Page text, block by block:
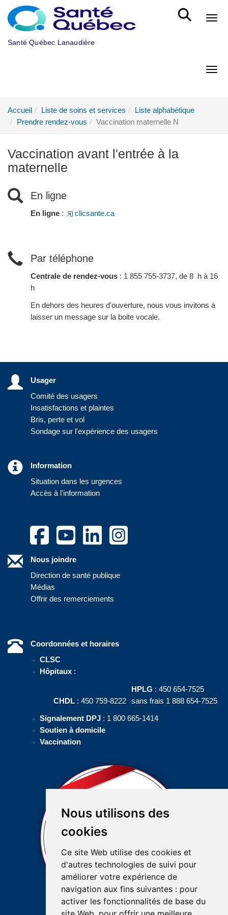
Nous utilisons des
cookies
Ce site Web utilise des cookies et
d'autres technologies de suivi pour
améliorer votre expérience de
navigation aux fins suivantes : pour
activer les fonctionnalités de base du
Aller au menu principal
Santé Québec Lanaudière
Accueil Liste de soins et services
Liste alphabétique
Prendre rendez-vous
Vaccination maternelle N
Vaccination avant l'entrée à la
maternelle
En ligne
En ligne : clicsante.ca
Par téléphone
Centrale de rendez-vous : 1 855 755-3737, de 8 h à 16
h
En dehors des heures d'ouverture, nous vous invitons à
laisser un message sur la boite vocale.
Usager
Comité des usagers
Insatisfactions et plaintes
Bris, perte et vol
Sondage sur l'expérience des usagers
Information
Situation dans les urgences
Accès à l'information
Nous joindre
Direction de santé publique
Médias
Offrir des remerciements
Coordonnées et horaires
CLSC
Hôpitaux :
CHDL : 450 759-8222
HPLG : 450 654-7525
sans frais 1 888 654-7525
Signalement DPJ : 1 800 665-1414
Soutien à domicile
Vaccination